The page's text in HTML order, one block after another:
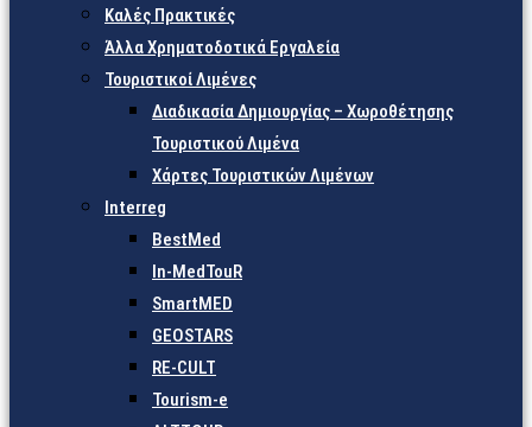
Καλές Πρακτικές
Άλλα Χρηματοδοτικά Εργαλεία
Τουριστικοί Λιμένες
Διαδικασία Δημιουργίας – Χωροθέτησης
Τουριστικού Λιμένα
Χάρτες Τουριστικών Λιμένων
Interreg
BestMed
In-MedTouR
SmartMED
GEOSTARS
RE-CULT
Tourism-e